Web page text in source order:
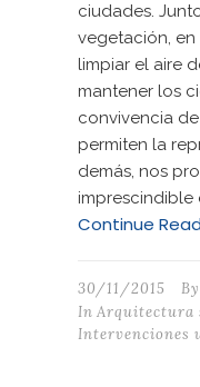
ciudades.
vegetación,
limpiar el aire
mantener los
convivencia
permiten la
demás, nos
imprescindible
Continue
30/11/2015 By
In Arquitectura
Intervenciones